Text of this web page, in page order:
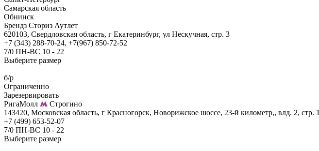
Самарская область
Обнинск
Брендз Сториз Аутлет
620103, Свердловская область, г Екатеринбург, ул Нескучная, стр. 3
+7 (343) 288-70-24, +7(967) 850-72-52
7/0 ПН-ВС 10 - 22
Выберите размер
б/р
Ограниченно
Зарезервировать
РигаМолл
Строгино
143420, Московская область, г Красногорск, Новорижское шоссе, 23-й километр,, влд. 2, стр. 1
+7 (499) 653-52-07
7/0 ПН-ВС 10 - 22
Выберите размер